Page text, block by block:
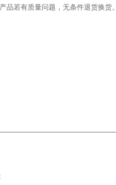
产品若有质量问题，无条件退货换货。